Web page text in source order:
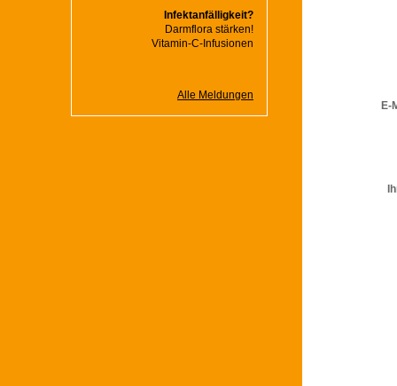
Infektanfälligkeit?
Darmflora stärken!
Vitamin-C-Infusionen
Alle Meldungen
E-